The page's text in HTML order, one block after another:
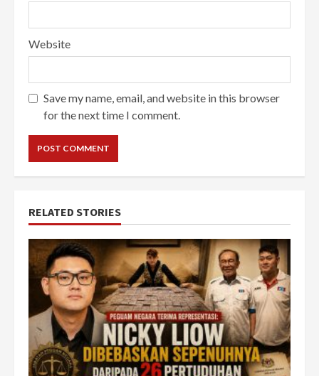
Website
Save my name, email, and website in this browser
for the next time I comment.
RELATED STORIES